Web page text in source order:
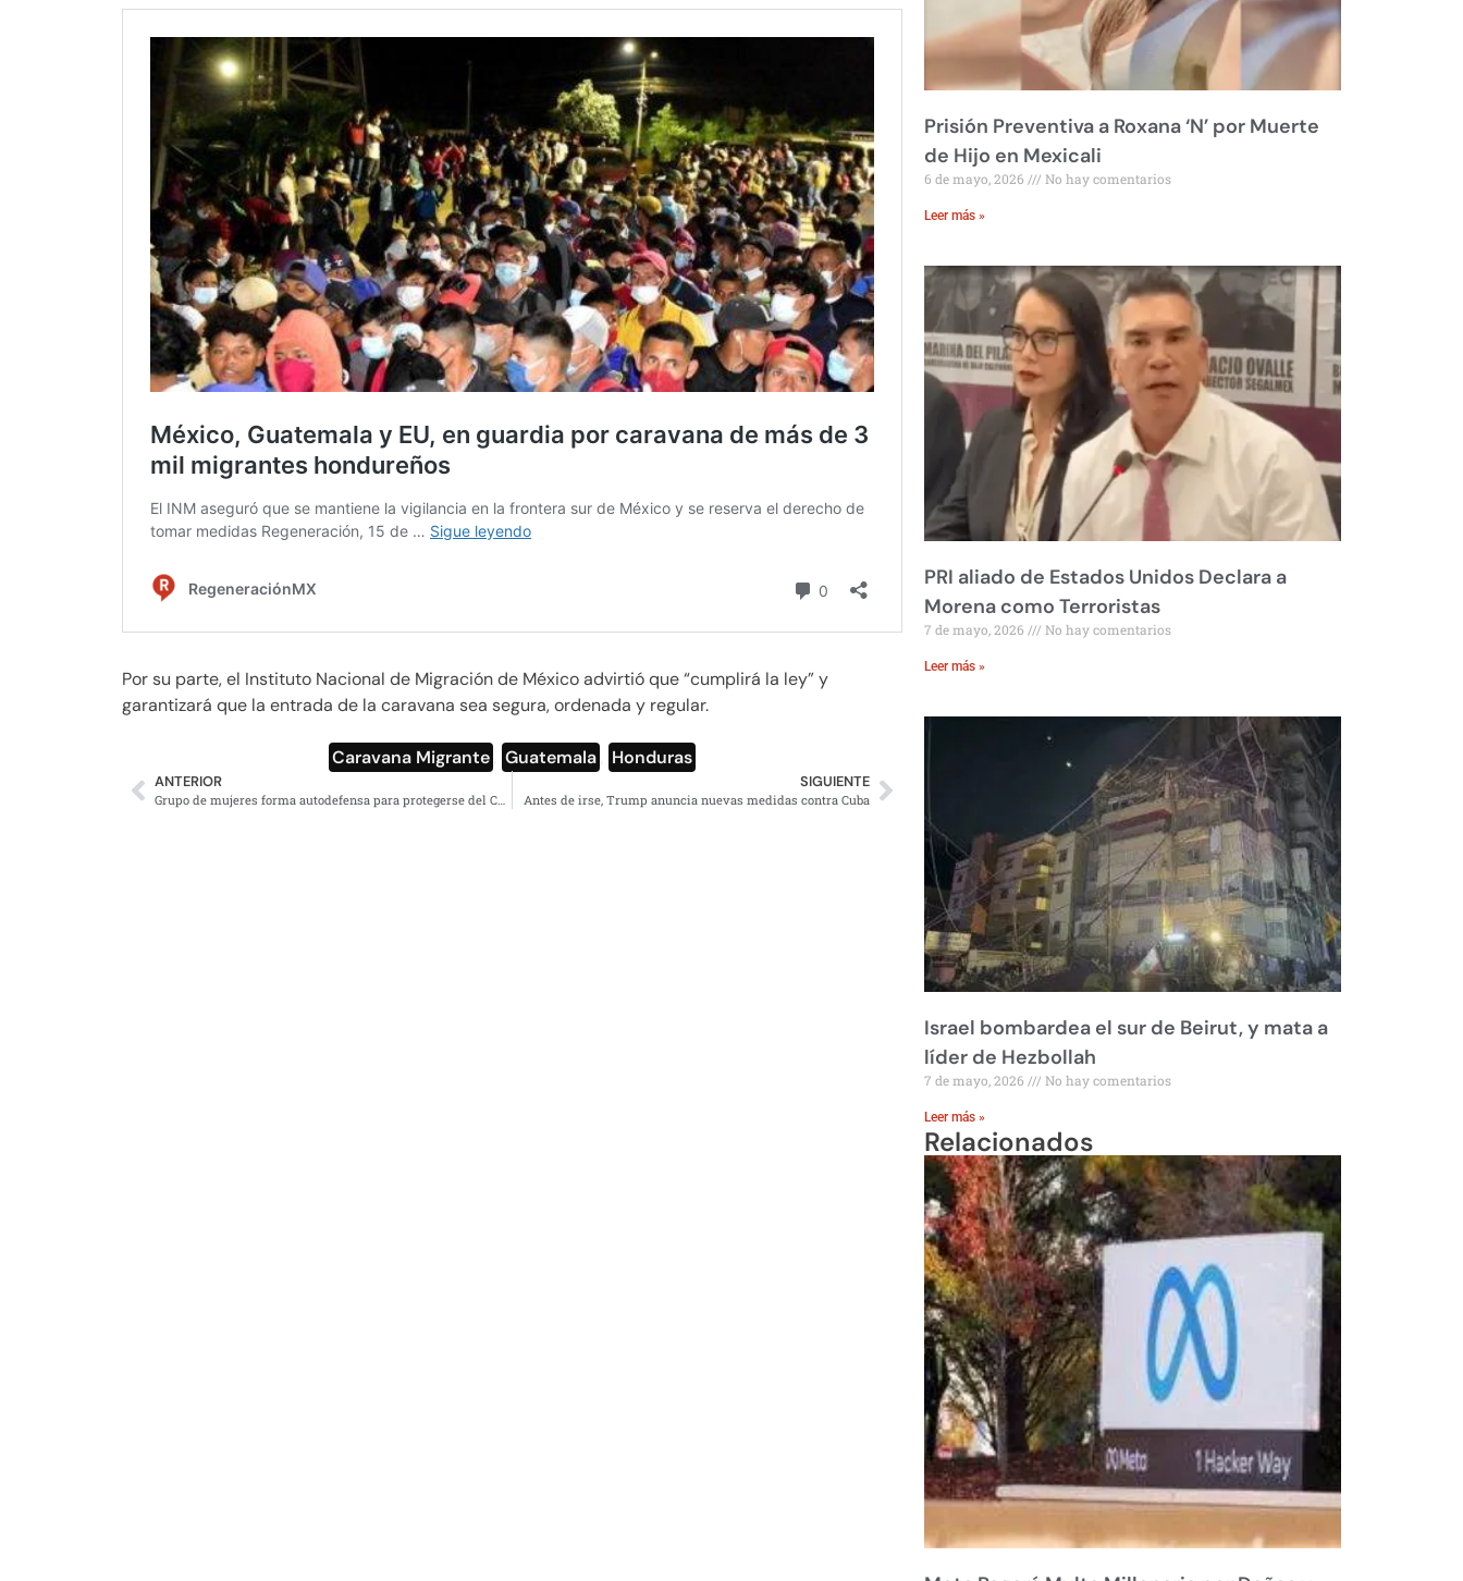
Por su parte, el Instituto Nacional de Migración de México advirtió que “cumplirá la ley” y
garantizará que la entrada de la caravana sea segura, ordenada y regular.
Caravana Migrante Guatemala Honduras
ANTERIOR
Grupo de mujeres forma autodefensa para protegerse del CJNG en Michoacán
SIGUIENTE
Antes de irse, Trump anuncia nuevas medidas contra Cuba
Prisión Preventiva a Roxana ‘N’ por Muerte
de Hijo en Mexicali
6 de mayo, 2026 No hay comentarios
Leer más »
PRI aliado de Estados Unidos Declara a
Morena como Terroristas
7 de mayo, 2026 No hay comentarios
Leer más »
Israel bombardea el sur de Beirut, y mata a
líder de Hezbollah
7 de mayo, 2026 No hay comentarios
Leer más »
Relacionados